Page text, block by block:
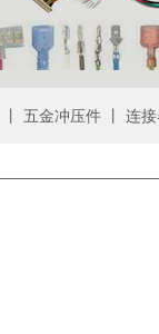
五金冲压件 丨 连